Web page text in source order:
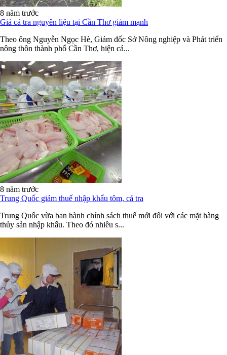
8 năm trước
Giá cá tra nguyên liệu tại Cần Thơ giảm mạnh
Theo ông Nguyễn Ngọc Hè, Giám đốc Sở Nông nghiệp và Phát triển
nông thôn thành phố Cần Thơ, hiện cá...
8 năm trước
Trung Quốc giảm thuế nhập khẩu tôm, cá tra
Trung Quốc vừa ban hành chính sách thuế mới đối với các mặt hàng
thủy sản nhập khẩu. Theo đó nhiều s...